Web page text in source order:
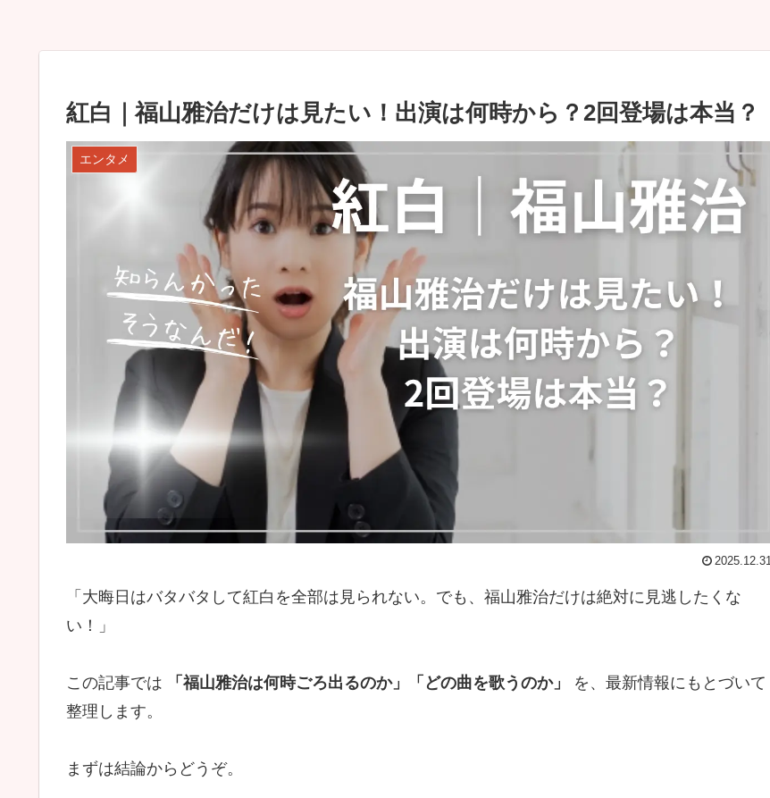
紅白｜福山雅治だけは見たい！出演は何時から？2回登場は本当？
エンタメ
2025.12.31
「大晦日はバタバタして紅白を全部は見られない。でも、福山雅治だけは絶対に見逃したくな
い！」
この記事では 「福山雅治は何時ごろ出るのか」「どの曲を歌うのか」
を、最新情報にもとづいて
整理します。
まずは結論からどうぞ。